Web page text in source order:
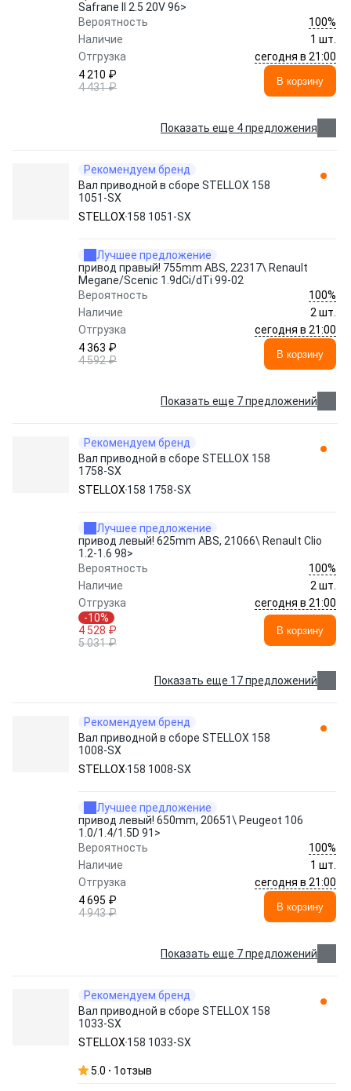
Safrane II 2.5 20V 96>
Вероятность
100%
Наличие
1 шт.
Отгрузка
сегодня в 21:00
4 210 ₽
4 431 ₽
В корзину
Показать еще 4 предложения
Рекомендуем бренд
Вал приводной в сборе STELLOX 158
1051-SX
STELLOX 158 1051-SX
Лучшее предложение
привод правый! 755mm ABS, 22317\ Renault
Megane/Scenic 1.9dCi/dTi 99-02
Вероятность
100%
Наличие
2 шт.
Отгрузка
сегодня в 21:00
4 363 ₽
4 592 ₽
В корзину
Показать еще 7 предложений
Рекомендуем бренд
Вал приводной в сборе STELLOX 158
1758-SX
STELLOX 158 1758-SX
Лучшее предложение
привод левый! 625mm ABS, 21066\ Renault Clio
1.2-1.6 98>
Вероятность
100%
Наличие
2 шт.
Отгрузка
сегодня в 21:00
-10%
4 528 ₽
5 031 ₽
В корзину
Показать еще 17 предложений
Рекомендуем бренд
Вал приводной в сборе STELLOX 158
1008-SX
STELLOX 158 1008-SX
Лучшее предложение
привод левый! 650mm, 20651\ Peugeot 106
1.0/1.4/1.5D 91>
Вероятность
100%
Наличие
1 шт.
Отгрузка
сегодня в 21:00
4 695 ₽
4 943 ₽
В корзину
Показать еще 7 предложений
Рекомендуем бренд
Вал приводной в сборе STELLOX 158
1033-SX
STELLOX 158 1033-SX
5.0 1отзыв